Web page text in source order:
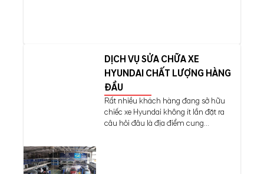
DỊCH VỤ SỬA CHỮA XE
HYUNDAI CHẤT LƯỢNG HÀNG
ĐẦU
Rất nhiều khách hàng đang sở hữu
chiếc xe Hyundai không ít lần đặt ra
câu hỏi đâu là địa điểm cung...